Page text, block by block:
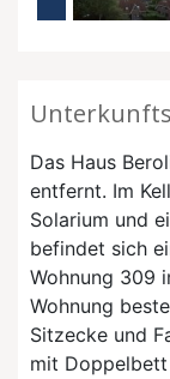
Das Haus
entfernt. Im
Solarium und
befindet sich
Wohnung 309
Wohnung
Sitzecke und
mit Doppelbett